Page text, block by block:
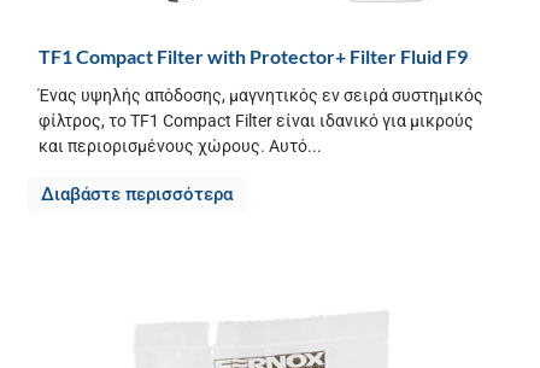
TF1 Compact Filter with Protector+ Filter Fluid F9
Ένας υψηλής απόδοσης, μαγνητικός εν σειρά συστημικός
φίλτρος, το TF1 Compact Filter είναι ιδανικό για μικρούς
και περιορισμένους χώρους. Αυτό...
Διαβάστε περισσότερα